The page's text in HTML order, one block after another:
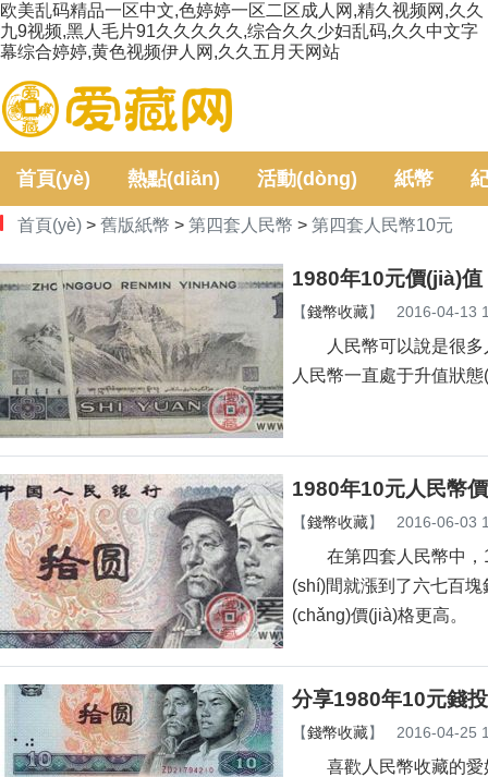
欧美乱码精品一区中文,色婷婷一区二区成人网,精久视频网,久久
九9视频,黑人毛片91久久久久久,综合久久少妇乱码,久久中文字
幕综合婷婷,黄色视频伊人网,久久五月天网站
首頁(yè) 熱點(diǎn) 活動(dòng) 紙幣
定 首頁(yè) > 舊版紙幣 > 第四套人民幣 > 第四套人民幣10元
1980年10元價(jià)值
【錢幣收藏】 2016-04-13
人民幣可以說是很多人
人民幣一直處于升值狀
1980年10元人民幣
【錢幣收藏】 2016-06-03
在第四套人民幣中
(shí)間就漲到了六七百塊
(chǎng)價(jià)格更高。
分享1980年10元錢
【錢幣收藏】 2016-04-25
喜歡人民幣收藏的愛好